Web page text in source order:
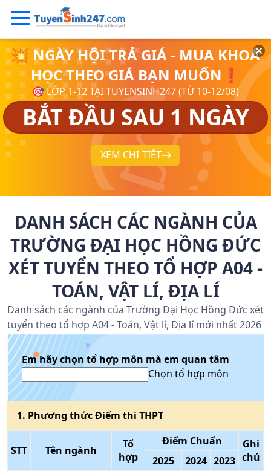
💥 NGÀY HỘI TRẢ GIÁ - MUA KHOÁ
HỌC THEO GIÁ BẠN MUỐN❗
🎯 LỚP 1-12 TẠI TUYENSINH247 (TỪ 10-12/08)
BẮT ĐẦU SAU 1 NGÀY
XEM CHI TIẾT
DANH SÁCH CÁC NGÀNH CỦA
TRƯỜNG ĐẠI HỌC HỒNG ĐỨC
XÉT TUYỂN THEO TỔ HỢP A04 -
TOÁN, VẬT LÍ, ĐỊA LÍ
Danh sách các ngành của Trường Đại Học Hồng Đức xét
tuyển theo tổ hợp A04 - Toán, Vật lí, Địa lí mới nhất 2026
Em hãy chọn tổ hợp môn mà em quan tâm
Chọn tổ hợp môn
1. Phương thứcĐiểm thi THPT
STT Tên ngành
Tổ
hợp
Điểm Chuẩn
Ghi
chú
2025 2024 2023